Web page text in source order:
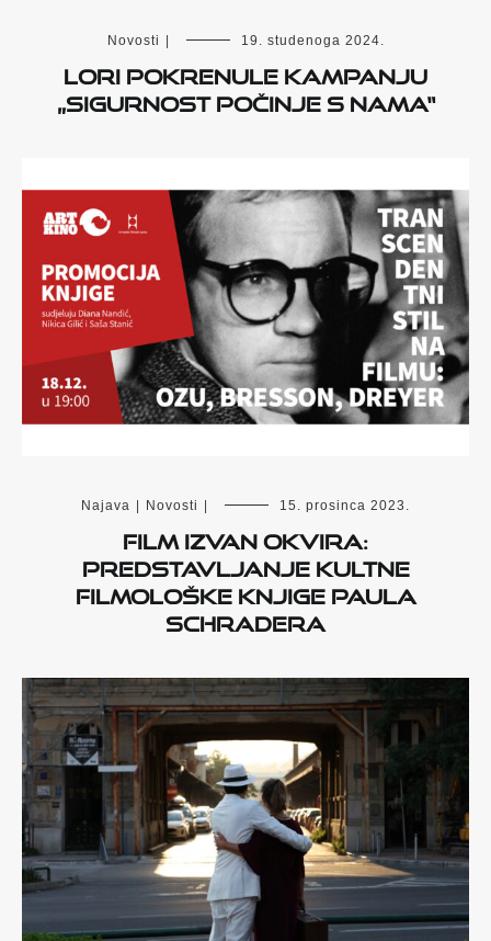
Novosti | 19. studenoga 2024.
LORI pokrenule kampanju
„Sigurnost počinje s nama“
Najava | Novosti | 15. prosinca 2023.
Film izvan okvira:
Predstavljanje kultne
filmološke knjige Paula
Schradera